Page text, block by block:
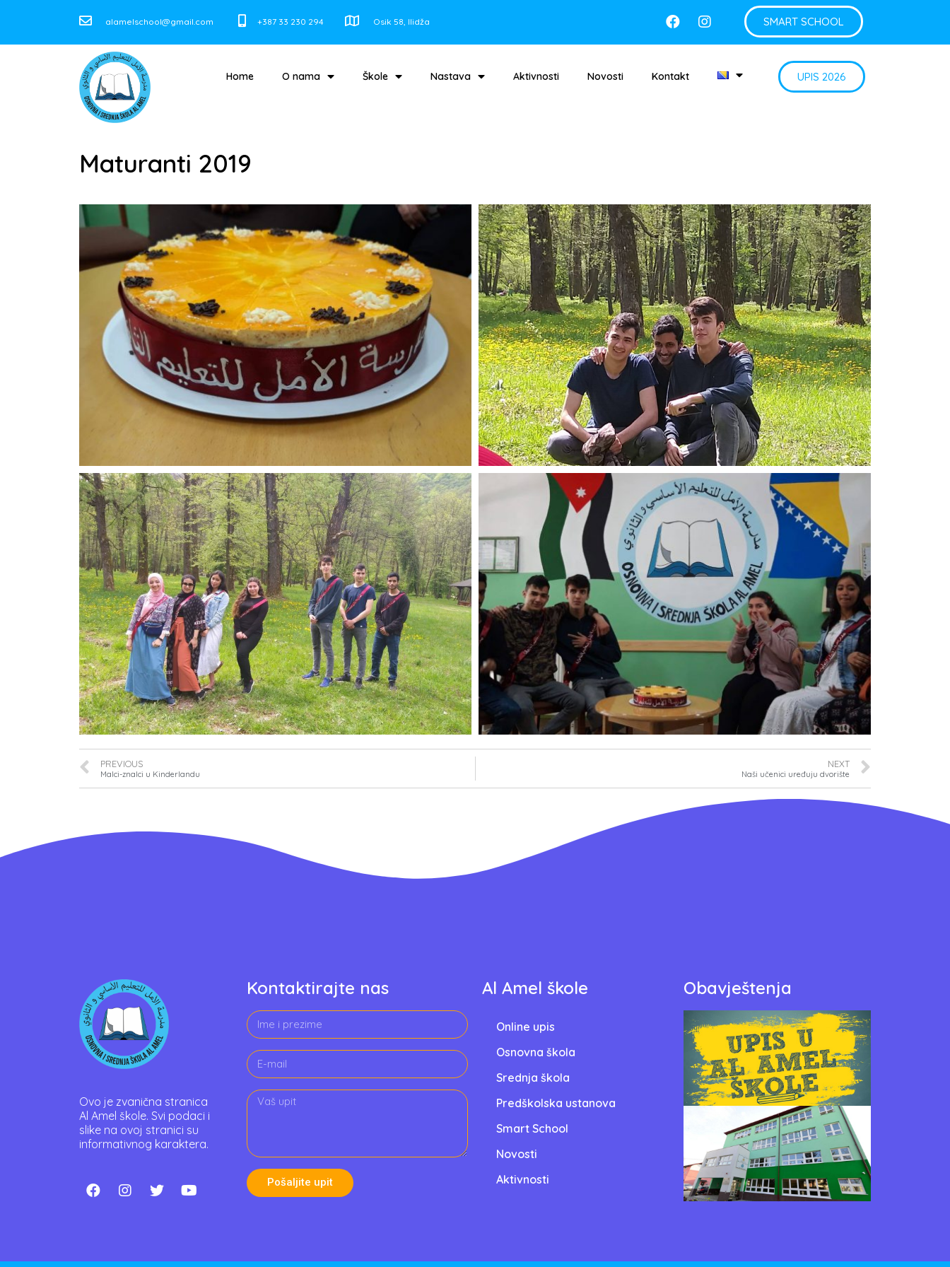
alamelschool@gmail.com +387 33 230 294 Osik 58, Ilidža SMART SCHOOL
Home O nama Škole Nastava Aktivnosti Novosti Kontakt UPIS 2026
Maturanti 2019
PREVIOUS
Malci-znalci u Kinderlandu
NEXT
Naši učenici uređuju dvorište
Ovo je zvanična stranica
Al Amel škole. Svi podaci i
slike na ovoj stranici su
informativnog karaktera.
Kontaktirajte nas
Pošaljite upit
Al Amel škole
Online upis
Osnovna škola
Srednja škola
Predškolska ustanova
Smart School
Novosti
Aktivnosti
Obavještenja